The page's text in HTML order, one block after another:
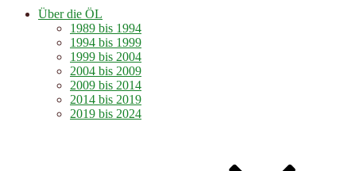
Über die ÖL
1989 bis 1994
1994 bis 1999
1999 bis 2004
2004 bis 2009
2009 bis 2014
2014 bis 2019
2019 bis 2024